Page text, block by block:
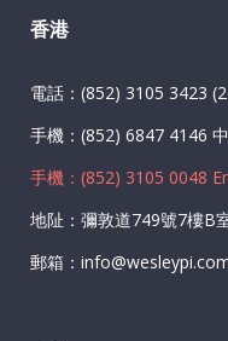
香港
電話：(852) 3105 3423
手機：(852) 6847 4146
手機：(852) 3105 0048
地阯：彌敦道749號7樓B
郵箱：